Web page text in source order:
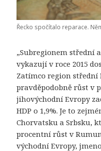
Řecko spočítalo reparace.
„Subregionem střední
vykazují v roce 2015
Zatímco region střední
pravděpodobně růst v
jihovýchodní Evropy
HDP o 1,9%. Je to
Chorvatsku a Srbsku,
procentní růst v
východní Evropy,